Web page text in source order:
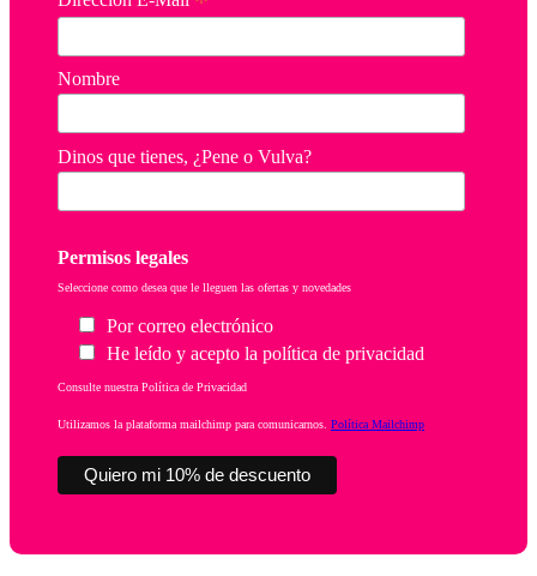
Nombre
Dinos que tienes, ¿Pene o Vulva?
Permisos legales
Seleccione como desea que le lleguen las ofertas y novedades
Por correo electrónico
He leído y acepto la política de privacidad
Consulte nuestra Política de Privacidad
Utilizamos la plataforma mailchimp para comunicarnos. Política Mailchimp